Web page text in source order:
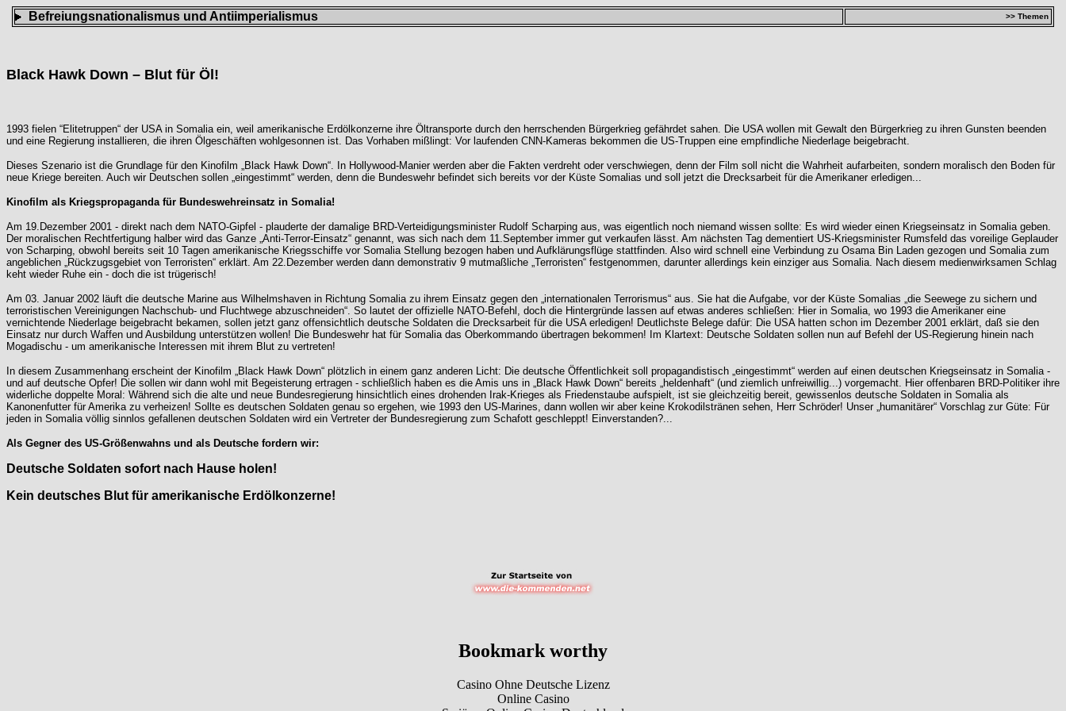
Befreiungsnationalismus und Antiimperialismus >> Themen
Black Hawk Down – Blut für Öl!
1993 fielen “Elitetruppen“ der USA in Somalia ein, weil amerikanische Erdölkonzerne ihre Öltransporte durch den herrschenden Bürgerkrieg gefährdet sahen. Die USA wollen mit Gewalt den Bürgerkrieg zu ihren Gunsten beenden
und eine Regierung installieren, die ihren Ölgeschäften wohlgesonnen ist. Das Vorhaben mißlingt: Vor laufenden CNN-Kameras bekommen die US-Truppen eine empfindliche Niederlage beigebracht.
Dieses Szenario ist die Grundlage für den Kinofilm „Black Hawk Down“. In Hollywood-Manier werden aber die Fakten verdreht oder verschwiegen, denn der Film soll nicht die Wahrheit aufarbeiten, sondern moralisch den Boden für
neue Kriege bereiten. Auch wir Deutschen sollen „eingestimmt“ werden, denn die Bundeswehr befindet sich bereits vor der Küste Somalias und soll jetzt die Drecksarbeit für die Amerikaner erledigen...
Kinofilm als Kriegspropaganda für Bundeswehreinsatz in Somalia!
Am 19.Dezember 2001 - direkt nach dem NATO-Gipfel - plauderte der damalige BRD-Verteidigungsminister Rudolf Scharping aus, was eigentlich noch niemand wissen sollte: Es wird wieder einen Kriegseinsatz in Somalia geben.
Der moralischen Rechtfertigung halber wird das Ganze „Anti-Terror-Einsatz“ genannt, was sich nach dem 11.September immer gut verkaufen lässt. Am nächsten Tag dementiert US-Kriegsminister Rumsfeld das voreilige Geplauder
von Scharping, obwohl bereits seit 10 Tagen amerikanische Kriegsschiffe vor Somalia Stellung bezogen haben und Aufklärungsflüge stattfinden. Also wird schnell eine Verbindung zu Osama Bin Laden gezogen und Somalia zum
angeblichen „Rückzugsgebiet von Terroristen“ erklärt. Am 22.Dezember werden dann demonstrativ 9 mutmaßliche „Terroristen“ festgenommen, darunter allerdings kein einziger aus Somalia. Nach diesem medienwirksamen Schlag
keht wieder Ruhe ein - doch die ist trügerisch!
Am 03. Januar 2002 läuft die deutsche Marine aus Wilhelmshaven in Richtung Somalia zu ihrem Einsatz gegen den „internationalen Terrorismus“ aus. Sie hat die Aufgabe, vor der Küste Somalias „die Seewege zu sichern und
terroristischen Vereinigungen Nachschub- und Fluchtwege abzuschneiden“. So lautet der offizielle NATO-Befehl, doch die Hintergründe lassen auf etwas anderes schließen: Hier in Somalia, wo 1993 die Amerikaner eine
vernichtende Niederlage beigebracht bekamen, sollen jetzt ganz offensichtlich deutsche Soldaten die Drecksarbeit für die USA erledigen! Deutlichste Belege dafür: Die USA hatten schon im Dezember 2001 erklärt, daß sie den
Einsatz nur durch Waffen und Ausbildung unterstützen wollen! Die Bundeswehr hat für Somalia das Oberkommando übertragen bekommen! Im Klartext: Deutsche Soldaten sollen nun auf Befehl der US-Regierung hinein nach
Mogadischu - um amerikanische Interessen mit ihrem Blut zu vertreten!
In diesem Zusammenhang erscheint der Kinofilm „Black Hawk Down“ plötzlich in einem ganz anderen Licht: Die deutsche Öffentlichkeit soll propagandistisch „eingestimmt“ werden auf einen deutschen Kriegseinsatz in Somalia -
und auf deutsche Opfer! Die sollen wir dann wohl mit Begeisterung ertragen - schließlich haben es die Amis uns in „Black Hawk Down“ bereits „heldenhaft“ (und ziemlich unfreiwillig...) vorgemacht. Hier offenbaren BRD-Politiker ihre
widerliche doppelte Moral: Während sich die alte und neue Bundesregierung hinsichtlich eines drohenden Irak-Krieges als Friedenstaube aufspielt, ist sie gleichzeitig bereit, gewissenlos deutsche Soldaten in Somalia als
Kanonenfutter für Amerika zu verheizen! Sollte es deutschen Soldaten genau so ergehen, wie 1993 den US-Marines, dann wollen wir aber keine Krokodilstränen sehen, Herr Schröder! Unser „humanitärer“ Vorschlag zur Güte: Für
jeden in Somalia völlig sinnlos gefallenen deutschen Soldaten wird ein Vertreter der Bundesregierung zum Schafott geschleppt! Einverstanden?...
Als Gegner des US-Größenwahns und als Deutsche fordern wir:
Deutsche Soldaten sofort nach Hause holen!
Kein deutsches Blut für amerikanische Erdölkonzerne!
Bookmark worthy
Casino Ohne Deutsche Lizenz
Online Casino